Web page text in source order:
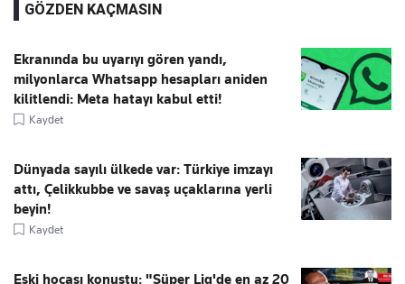
GÖZDEN KAÇMASIN
Ekranında bu uyarıyı gören yandı,
milyonlarca Whatsapp hesapları aniden
kilitlendi: Meta hatayı kabul etti!
Kaydet
Dünyada sayılı ülkede var: Türkiye imzayı
attı, Çelikkubbe ve savaş uçaklarına yerli
beyin!
Kaydet
Eski hocası konuştu: "Süper Lig'de en az 20